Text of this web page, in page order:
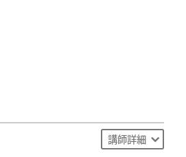
講師詳細